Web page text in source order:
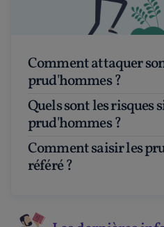
Comment attaquer son employeur aux
prud'hommes ?
Quels sont les risques si on va aux
prud'hommes ?
Comment saisir les prud'hommes en
référé ?